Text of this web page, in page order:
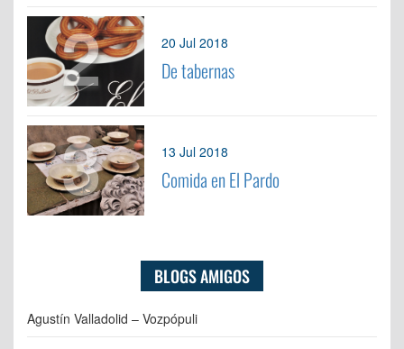
2 20 Jul 2018
De tabernas
3 13 Jul 2018
Comida en El Pardo
BLOGS AMIGOS
Agustín Valladolid – Vozpópuli